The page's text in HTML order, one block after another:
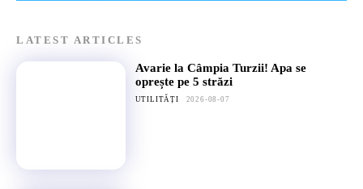
LATEST ARTICLES
Avarie la Câmpia Turzii! Apa se
oprește pe 5 străzi
UTILITĂȚI 2026-08-07